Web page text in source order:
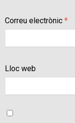
Correu electrònic *
Lloc web